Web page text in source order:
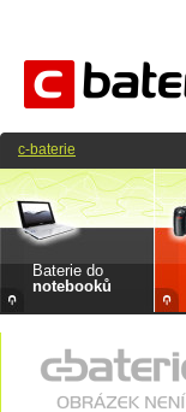
Baterie do
notebooků
c-baterie